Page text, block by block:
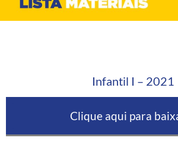
Infantil I – 2021
Clique aqui para